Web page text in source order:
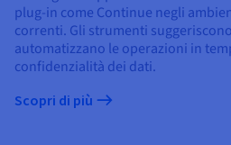
plug-in come Continue negli
correnti. Gli strumenti
automatizzano le operazioni in
confidenzialità dei dati.
Scopri di più